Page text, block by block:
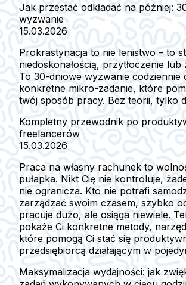
Jak przestać odkładać na później:
wyzwanie
15.03.2026
Prokrastynacja to nie lenistwo – to
niedoskonałością, przytłoczenie lub
To 30-dniowe wyzwanie codziennie
konkretne mikro-zadanie, które
twój sposób pracy. Bez teorii, tylko
Kompletny przewodnik po
freelancerów
15.03.2026
Praca na własny rachunek to
pułapka. Nikt Cię nie kontroluje,
nie ogranicza. Kto nie potrafi
zarządzać swoim czasem, szybko
pracuje dużo, ale osiąga niewiele.
pokaże Ci konkretne metody,
które pomogą Ci stać się
przedsiębiorcą działającym w
Maksymalizacja wydajności: jak